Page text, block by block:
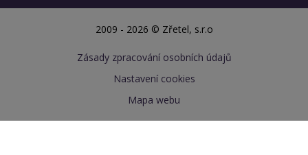
2009 - 2026 © Zřetel, s.r.o
Zásady zpracování osobních údajů
Nastavení cookies
Mapa webu